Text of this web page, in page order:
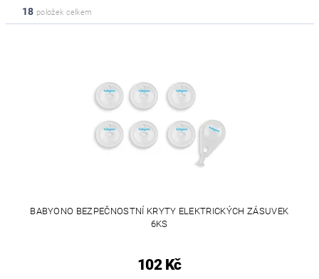
18 položek celkem
BABYONO BEZPEČNOSTNÍ KRYTY ELEKTRICKÝCH ZÁSUVEK
6KS
102 Kč